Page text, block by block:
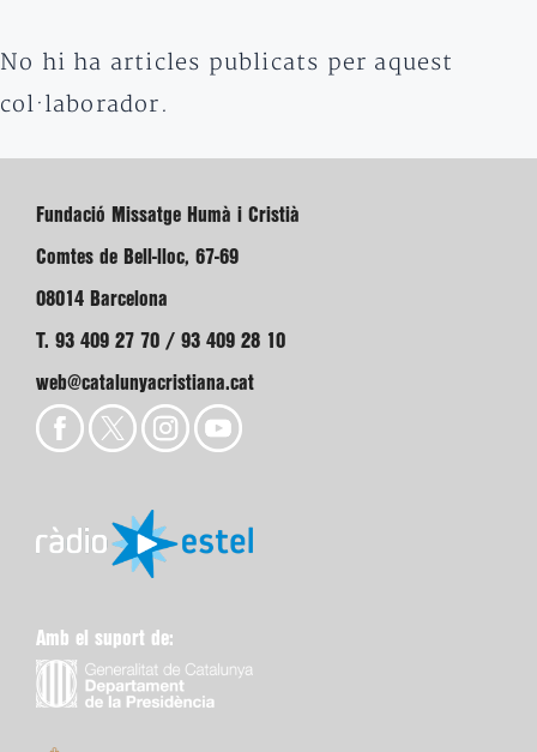
No hi ha articles publicats per aquest
col·laborador.
Fundació Missatge Humà i Cristià
Comtes de Bell-lloc, 67-69
08014 Barcelona
T. 93 409 27 70 / 93 409 28 10
web@catalunyacristiana.cat
Amb el suport de: